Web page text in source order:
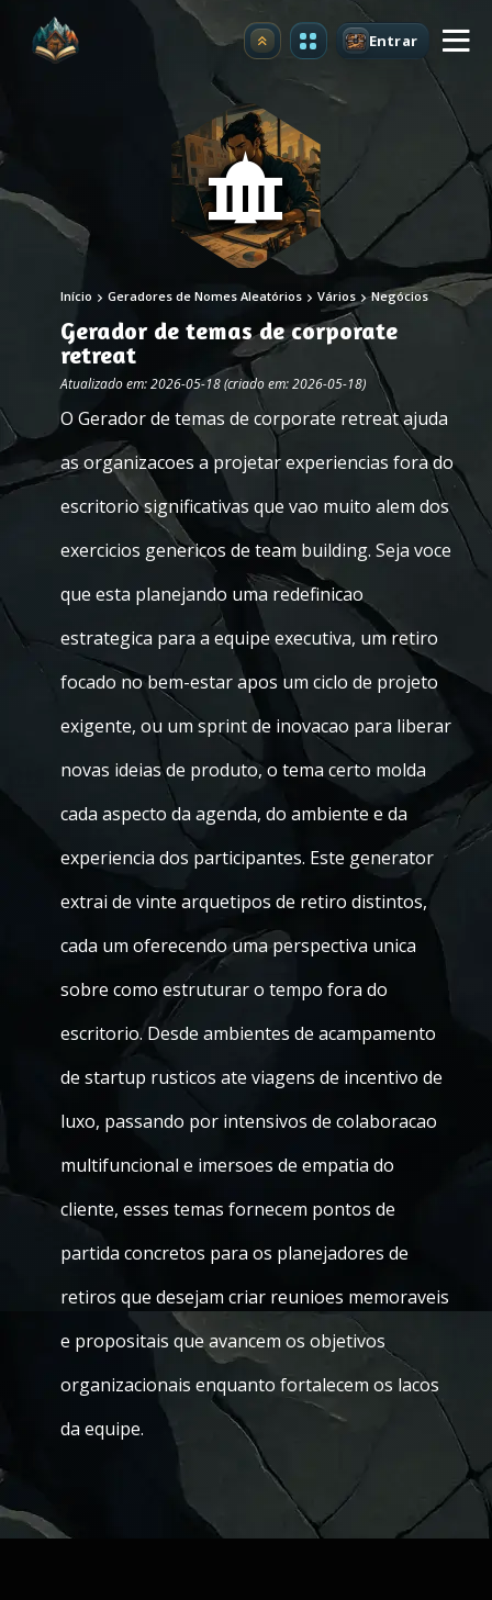
Atualizar Entrar
Início Geradores de Nomes Aleatórios Vários Negócios
Gerador de temas de corporate
retreat
Atualizado em: 2026-05-18 (criado em: 2026-05-18)
O Gerador de temas de corporate retreat ajuda
as organizacoes a projetar experiencias fora do
escritorio significativas que vao muito alem dos
exercicios genericos de team building. Seja voce
que esta planejando uma redefinicao
estrategica para a equipe executiva, um retiro
focado no bem-estar apos um ciclo de projeto
exigente, ou um sprint de inovacao para liberar
novas ideias de produto, o tema certo molda
cada aspecto da agenda, do ambiente e da
experiencia dos participantes. Este generator
extrai de vinte arquetipos de retiro distintos,
cada um oferecendo uma perspectiva unica
sobre como estruturar o tempo fora do
escritorio. Desde ambientes de acampamento
de startup rusticos ate viagens de incentivo de
luxo, passando por intensivos de colaboracao
multifuncional e imersoes de empatia do
cliente, esses temas fornecem pontos de
partida concretos para os planejadores de
retiros que desejam criar reunioes memoraveis
e propositais que avancem os objetivos
organizacionais enquanto fortalecem os lacos
da equipe.